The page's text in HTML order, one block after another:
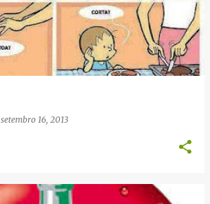
setembro 16, 2013